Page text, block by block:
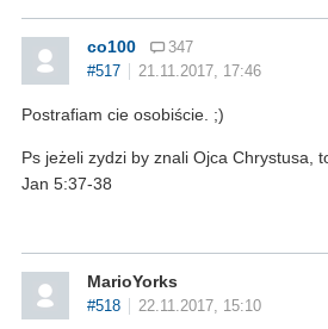
co100
347
#517
21.11.2017, 17:46
Postrafiam cie osobiście. ;)
Ps jeżeli zydzi by znali Ojca Chrystusa,
Jan 5:37-38
MarioYorks
#518 22.11.2017, 15:10